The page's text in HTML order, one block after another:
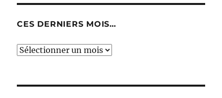
CES DERNIERS MOIS…
Ces